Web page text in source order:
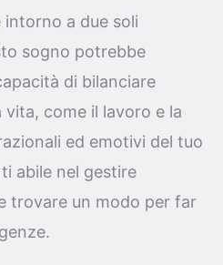
a due soli
sogno potrebbe
di bilanciare
come il lavoro e la
ed emotivi del tuo
abile nel gestire
trovare un modo per far